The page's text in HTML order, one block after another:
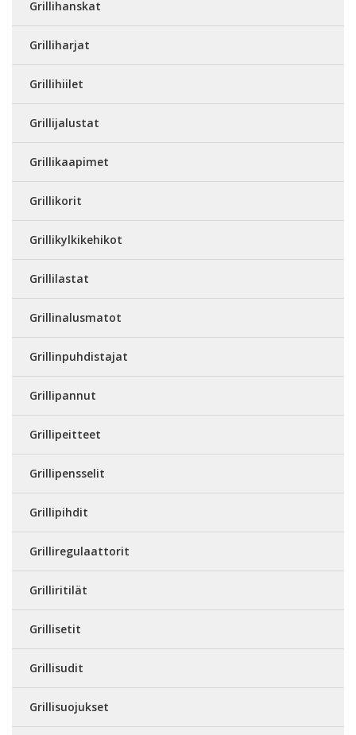
Grillihanskat
Grilliharjat
Grillihiilet
Grillijalustat
Grillikaapimet
Grillikorit
Grillikylkikehikot
Grillilastat
Grillinalusmatot
Grillinpuhdistajat
Grillipannut
Grillipeitteet
Grillipensselit
Grillipihdit
Grilliregulaattorit
Grilliritilät
Grillisetit
Grillisudit
Grillisuojukset